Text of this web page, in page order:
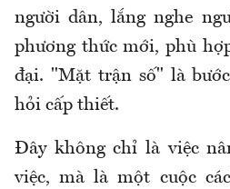
người dân, lắng nghe
phương thức mới, phù
đại. "Mặt trận số" là
hỏi cấp thiết.
Đây không chỉ là việc
việc, mà là một cuộc